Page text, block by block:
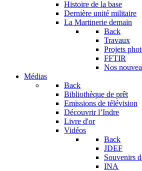
Histoire de la base
Dernière unité militaire
La Martinerie demain
Back
Travaux
Projets
FFTIR
Nos
Médias
Back
Bibliothèque de prêt
Emissions de télévision
Découvrir l’Indre
Livre d'or
Vidéos
Back
JDEF
Souvenirs
INA